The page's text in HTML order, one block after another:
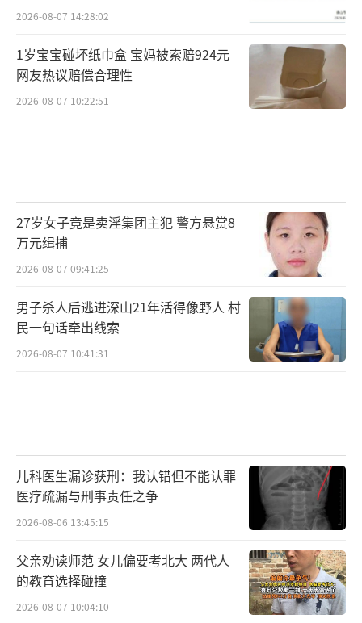
2026-08-07 14:28:02
1岁宝宝碰坏纸巾盒 宝妈被索赔924元
网友热议赔偿合理性
2026-08-07 10:22:51
27岁女子竟是卖淫集团主犯 警方悬赏8
万元缉捕
2026-08-07 09:41:25
男子杀人后逃进深山21年活得像野人 村
民一句话牵出线索
2026-08-07 10:41:31
儿科医生漏诊获刑：我认错但不能认罪
医疗疏漏与刑事责任之争
2026-08-06 13:45:15
父亲劝读师范 女儿偏要考北大 两代人
的教育选择碰撞
2026-08-07 10:04:10